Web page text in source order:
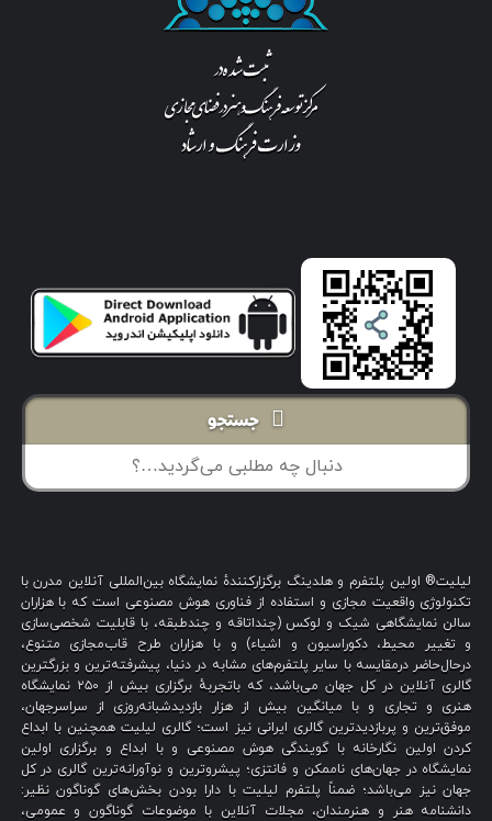
جستجو
لیلیت® اولین پلتفرم و هلدینگ برگزارکنندهٔ نمایشگاه بین‌المللی آنلاین مدرن با
تکنولوژی واقعیت مجازی و استفاده از فناوری هوش مصنوعی است که با هزاران
سالن نمایشگاهی شیک و لوکس (چنداتاقه و چندطبقه، با قابلیت شخصی‌سازی
و تغییر محیط، دکوراسیون و اشیاء) و با هزاران طرح قاب‌مجازی متنوع،
درحال‌حاضر درمقایسه با سایر پلتفرم‌های مشابه در دنیا، پیشرفته‌ترین و بزرگترین
گالری آنلاین در کل جهان می‌باشد، که باتجربهٔ برگزاری بیش از ۲۵۰ نمایشگاه
هنری و تجاری و با میانگین بیش از هزار بازدیدشبانه‌روزی از سراسرجهان،
موفق‌ترین و پربازدیدترین گالری ایرانی نیز است؛ گالری لیلیت همچنین با ابداع
کردن اولین نگارخانه با گویندگی هوش مصنوعی و با ابداع و برگزاری اولین
نمایشگاه در جهان‌های ناممکن و فانتزی؛ پیشروترین و نوآورانه‌ترین گالری در کل
جهان نیز می‌باشد؛ ضمناً پلتفرم لیلیت با دارا بودن بخش‌های گوناگون نظیر:
دانشنامه هنر و هنرمندان، مجلات آنلاین با موضوعات گوناگون و عمومی،